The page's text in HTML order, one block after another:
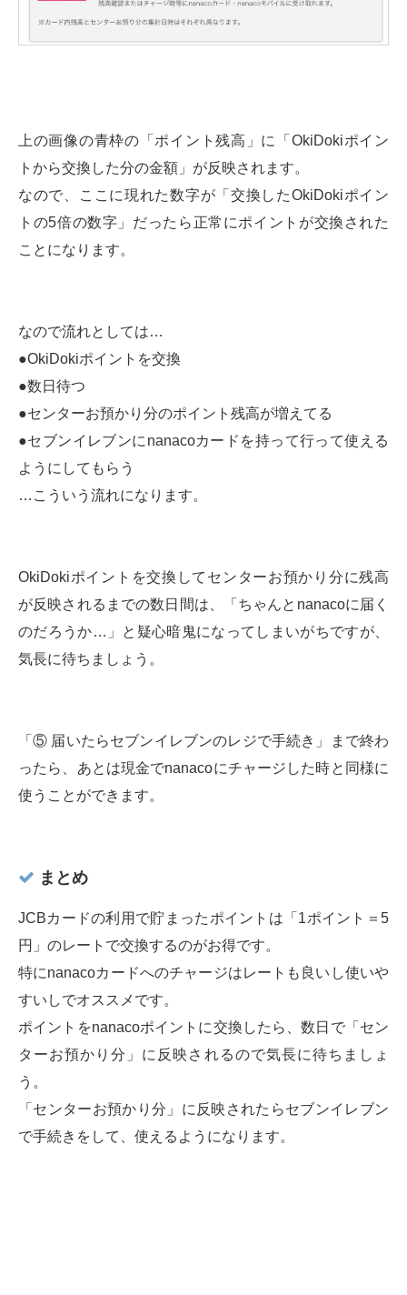
上の画像の青枠の「ポイント残高」に「OkiDokiポイン
トから交換した分の金額」が反映されます。
なので、ここに現れた数字が「交換したOkiDokiポイン
トの5倍の数字」だったら正常にポイントが交換された
ことになります。
なので流れとしては…
●OkiDokiポイントを交換
●数日待つ
●センターお預かり分のポイント残高が増えてる
●セブンイレブンにnanacoカードを持って行って使える
ようにしてもらう
…こういう流れになります。
OkiDokiポイントを交換してセンターお預かり分に残高
が反映されるまでの数日間は、「ちゃんとnanacoに届く
のだろうか…」と疑心暗鬼になってしまいがちですが、
気長に待ちましょう。
「⑤ 届いたらセブンイレブンのレジで手続き」まで終わ
ったら、あとは現金でnanacoにチャージした時と同様に
使うことができます。
まとめ
JCBカードの利用で貯まったポイントは「1ポイント＝5
円」のレートで交換するのがお得です。
特にnanacoカードへのチャージはレートも良いし使いや
すいしでオススメです。
ポイントをnanacoポイントに交換したら、数日で「セン
ターお預かり分」に反映されるので気長に待ちましょ
う。
「センターお預かり分」に反映されたらセブンイレブン
で手続きをして、使えるようになります。